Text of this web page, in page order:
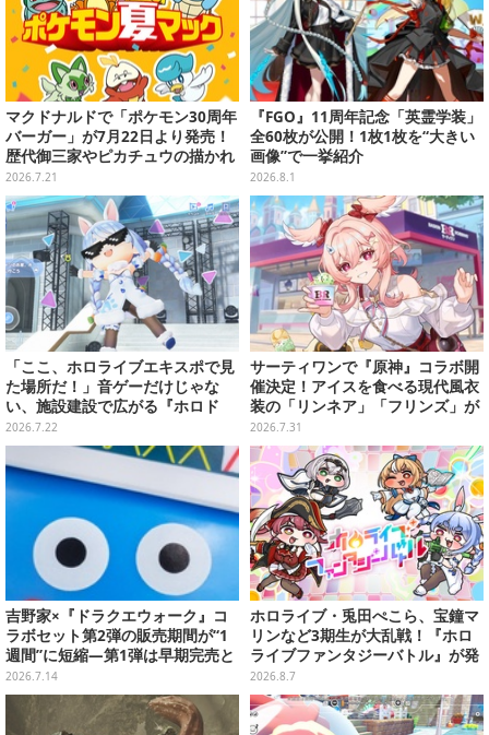
マクドナルドで「ポケモン30周年
バーガー」が7月22日より発売！
歴代御三家やピカチュウの描かれ
たオリジナルパッケージが可愛い
2026.7.21
『FGO』11周年記念「英霊学装」
全60枚が公開！1枚1枚を“大きい
画像”で一挙紹介
2026.8.1
「ここ、ホロライブエキスポで見
た場所だ！」音ゲーだけじゃな
い、施設建設で広がる『ホロド
リ』の遊びー「ホロホーム」で
は、ホロメンたちがくつろぐ姿も
【先行プレイレポ】
2026.7.22
サーティワンで『原神』コラボ開
催決定！アイスを食べる現代風衣
装の「リンネア」「フリンズ」が
可愛く、そしてクール
2026.7.31
吉野家×『ドラクエウォーク』コ
ラボセット第2弾の販売期間が“1
週間”に短縮―第1弾は早期完売と
大好評
2026.7.14
ホロライブ・兎田ぺこら、宝鐘マ
リンなど3期生が大乱戦！『ホロ
ライブファンタジーバトル』が発
売ーお馴染みの語録が装備
に、“ニセ3期生”とのバトルもあ
る
2026.8.7